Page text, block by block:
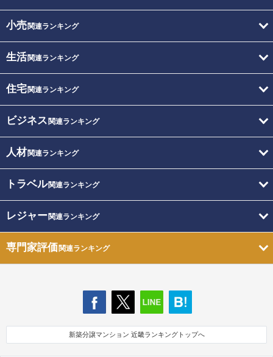
小売関連ランキング
生活関連ランキング
住宅関連ランキング
ビジネス 関連ランキング
人材関連ランキング
トラベル関連ランキング
レジャー関連ランキング
専門家評価関連ランキング
新築分譲マンション 近畿ランキングトップへ